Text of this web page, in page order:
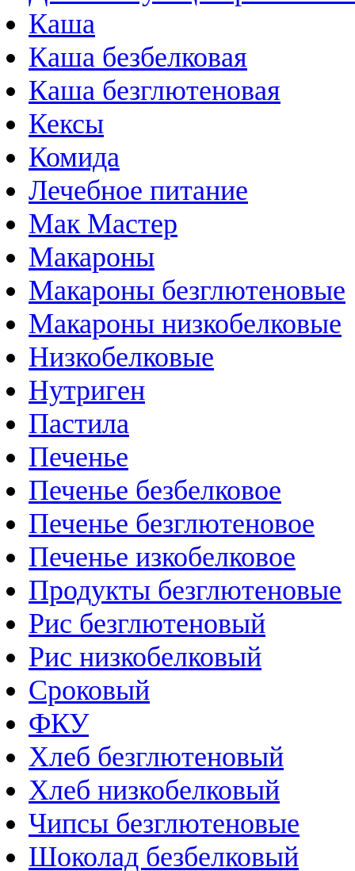
Каша
Каша безбелковая
Каша безглютеновая
Кексы
Комида
Лечебное питание
Мак Мастер
Макароны
Макароны безглютеновые
Макароны низкобелковые
Низкобелковые
Нутриген
Пастила
Печенье
Печенье безбелковое
Печенье безглютеновое
Печенье изкобелковое
Продукты безглютеновые
Рис безглютеновый
Рис низкобелковый
Сроковый
ФКУ
Хлеб безглютеновый
Хлеб низкобелковый
Чипсы безглютеновые
Шоколад безбелковый